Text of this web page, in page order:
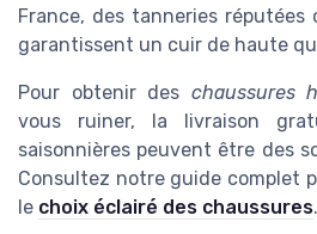
France, des tanneries réputées
garantissent un cuir de haute
Pour obtenir des chaussures
vous ruiner, la livraison
saisonnières peuvent être des
Consultez notre guide complet
le choix éclairé des chaussures.